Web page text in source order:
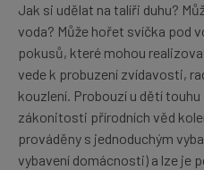
Jak si udělat na talíři duhu?
voda? Může hořet svíčka pod
pokusů, které mohou
vede k probuzení zvídavosti,
kouzlení. Probouzí u dětí
zákonitosti přírodních věd
prováděny s jednoduchým
vybavení domácnosti) a lze je